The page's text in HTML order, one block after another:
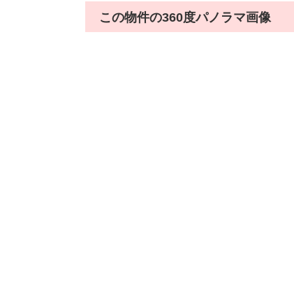
この物件の360度パノラマ画像